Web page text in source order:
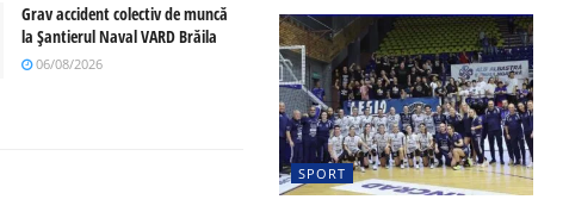
Grav accident colectiv de muncă
la Șantierul Naval VARD Brăila
06/08/2026
SPORT